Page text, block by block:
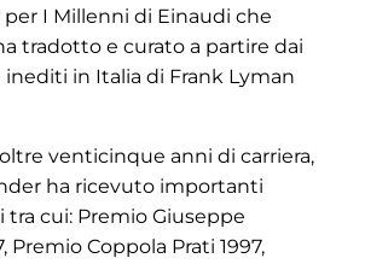
per I Millenni di Einaudi che
tradotto e curato a partire dai
in Italia di Frank Lyman
venticinque anni di carriera,
ha ricevuto importanti
cui: Premio Giuseppe
Premio Coppola Prati 1997,